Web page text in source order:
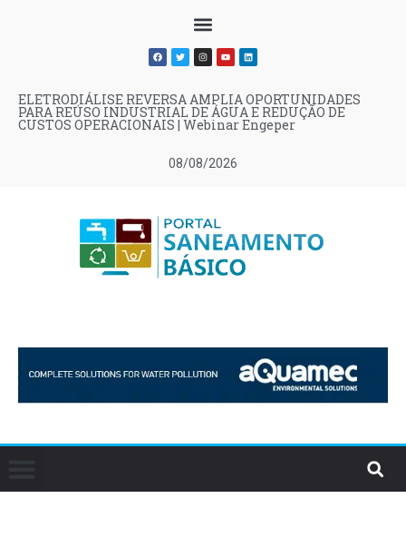
08/08/2026
ELETRODIÁLISE REVERSA AMPLIA OPORTUNIDADES
PARA REÚSO INDUSTRIAL DE ÁGUA E REDUÇÃO DE
CUSTOS OPERACIONAIS | Webinar Engeper